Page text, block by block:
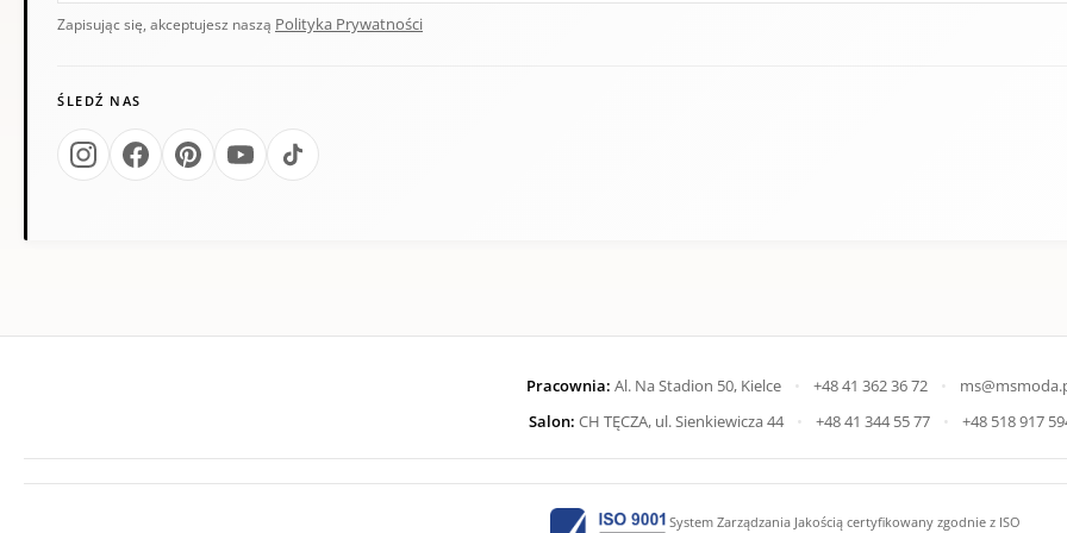
Zapisując się, akceptujesz naszą Polityka Prywatności
ŚLEDŹ NAS
Pracownia: Al. Na Stadion 50, Kielce • +48 41 362 36 72 •
Salon: CH TĘCZA, ul. Sienkiewicza 44 • +48 41 344 55 77 • +48 518 917
System Zarządzania Jakością certyfikowany zgodnie z ISO